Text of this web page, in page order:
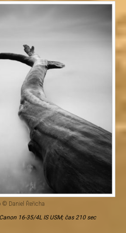
© Daniel Řeřicha
16-35/4L IS USM; čas 210 sec